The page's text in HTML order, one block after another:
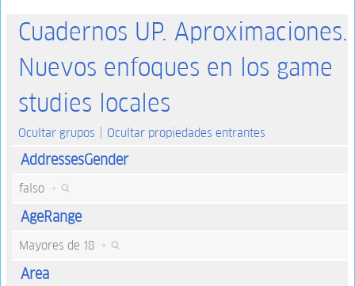
Cuadernos UP. Aproximaciones.
Nuevos enfoques en los game
studies locales
Ocultar grupos Ocultar propiedades entrantes
AddressesGender
falso +
AgeRange
Mayores de 18 +
Area